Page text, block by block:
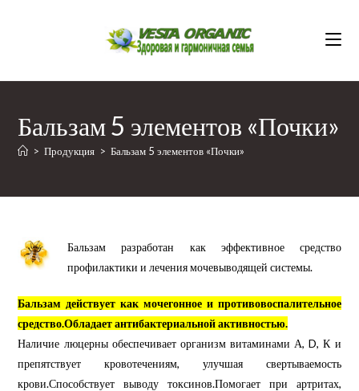
Бальзам 5 элементов «Почки»
> Продукция > Бальзам 5 элементов «Почки»
Бальзам разработан как эффективное средство
профилактики и лечения мочевыводящей системы.
Бальзам действует как мочегонное и противовоспалительное
средство.Обладает антибактериальной активностью.
Наличие люцерны обеспечивает организм витаминами А, D, К и
препятствует кровотечениям, улучшая свертываемость
крови.Способствует выводу токсинов.Помогает при артритах,